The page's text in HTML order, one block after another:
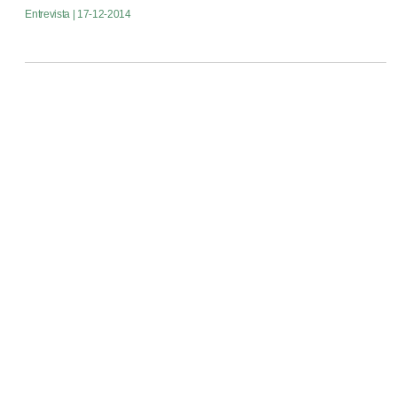
Entrevista | 17-12-2014